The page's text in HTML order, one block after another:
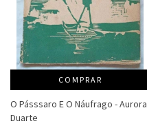
COMPRAR
O Pásssaro E O Náufrago - Aurora
Duarte